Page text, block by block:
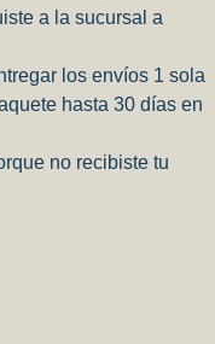
a la sucursal a
los envíos 1 sola
hasta 30 días en
no recibiste tu